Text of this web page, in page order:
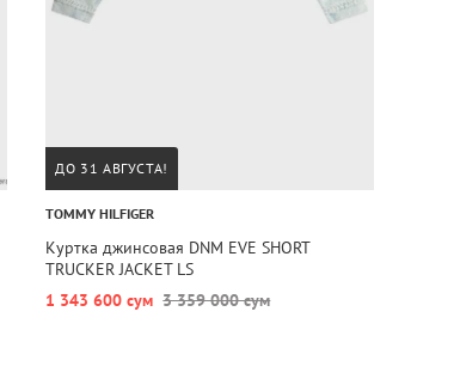
ДО 31 АВГУСТА!
TOMMY HILFIGER
Куртка джинсовая DNM EVE SHORT
TRUCKER JACKET LS
1 343 600 сум 3 359 000 сум